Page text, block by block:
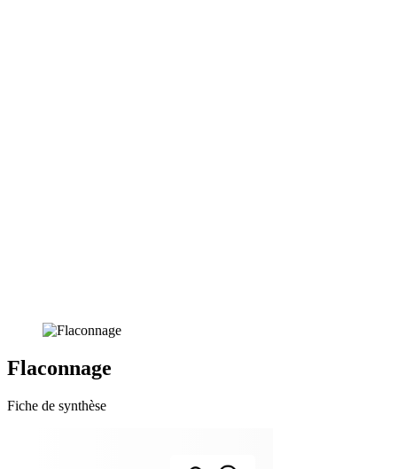
Flaconnage
Fiche de synthèse